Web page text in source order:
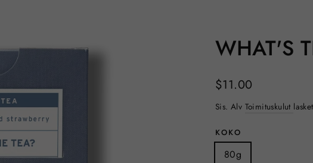
WHAT'S
Norm.
$11.00
Sis. Alv Toimituskulut
KOKO
80g